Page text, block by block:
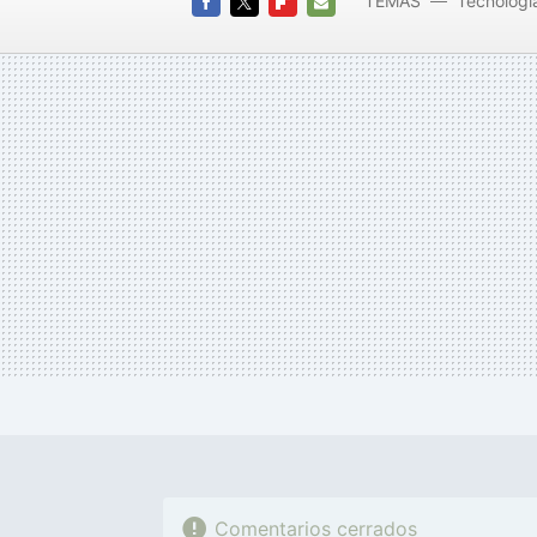
MAIL
Comentarios cerrados